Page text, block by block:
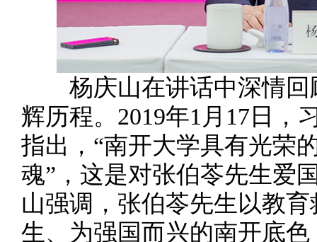
杨庆山在讲话中深情回
辉历程。2019年1月17日，
指出，“南开大学具有光荣
魂”，这是对张伯苓先生爱
山强调，张伯苓先生以教
生、为强国而兴的南开底